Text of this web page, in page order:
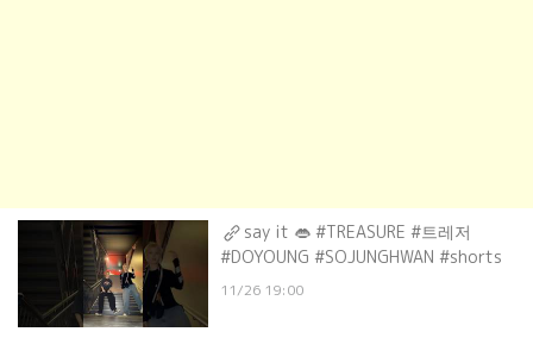
say it 👄 #TREASURE #트레저
#DOYOUNG #SOJUNGHWAN #shorts
11/26 19:00